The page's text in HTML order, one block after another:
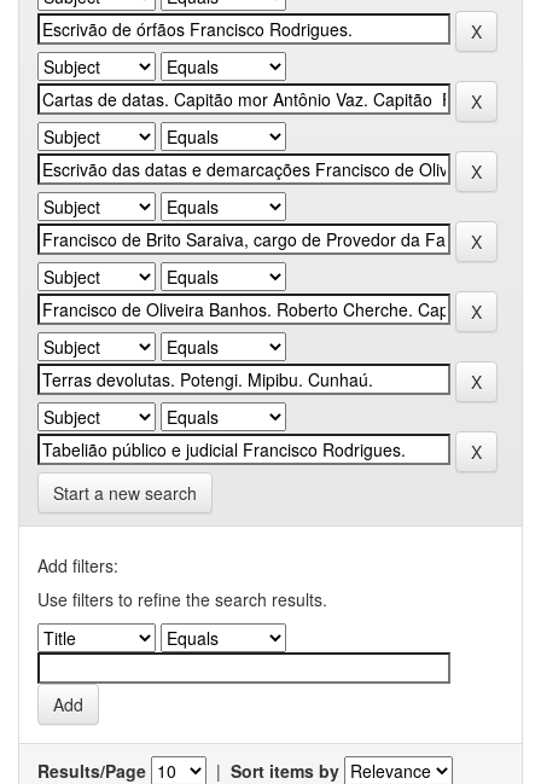
Start a new search
Add filters:
Use filters to refine the search results.
Results/Page | Sort items by